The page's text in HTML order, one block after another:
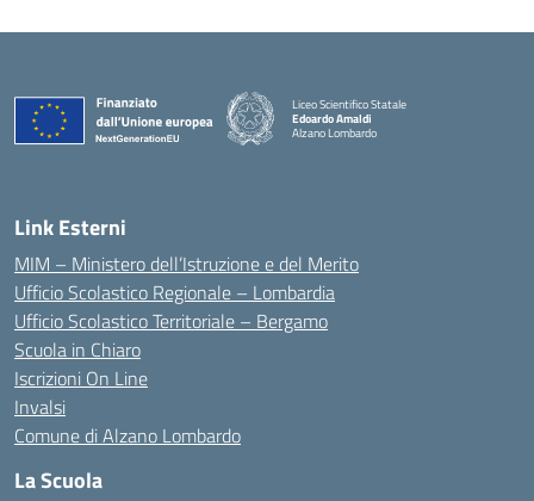
Liceo Scientifico Statale
Edoardo Amaldi
Alzano Lombardo
Link Esterni
MIM – Ministero dell’Istruzione e del Merito
Ufficio Scolastico Regionale – Lombardia
Ufficio Scolastico Territoriale – Bergamo
Scuola in Chiaro
Iscrizioni On Line
Invalsi
Comune di Alzano Lombardo
La Scuola